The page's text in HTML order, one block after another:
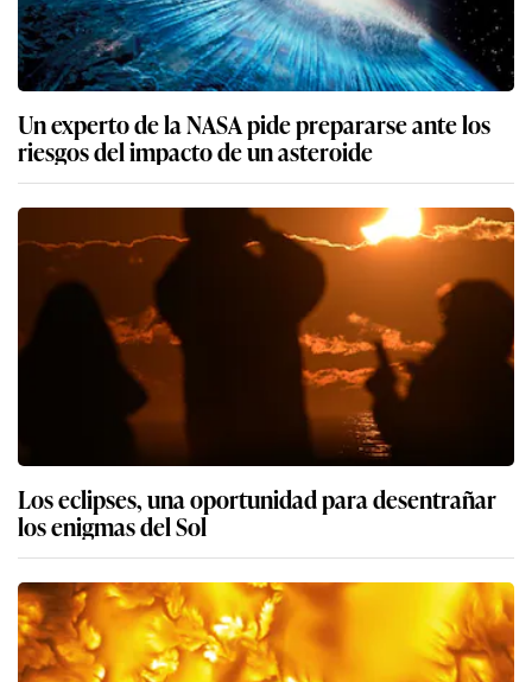
Un experto de la NASA pide prepararse ante los
riesgos del impacto de un asteroide
Los eclipses, una oportunidad para desentrañar
los enigmas del Sol